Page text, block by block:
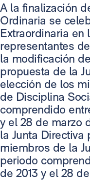
A la finalización
Ordinaria se
Extraordinaria en
representantes
la modificación
propuesta de la
elección de los
de Disciplina
comprendido
y el 28 de marzo
la Junta Directiva
miembros de la
periodo
de 2013 y el 28